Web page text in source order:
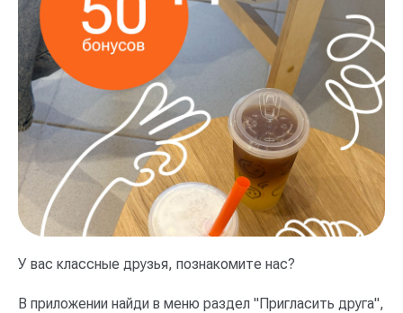
У вас классные друзья, познакомите нас?
В приложении найди в меню раздел "Пригласить друга",